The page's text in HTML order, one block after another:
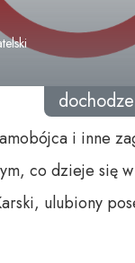
i inne
co dzieje się
ulubiony